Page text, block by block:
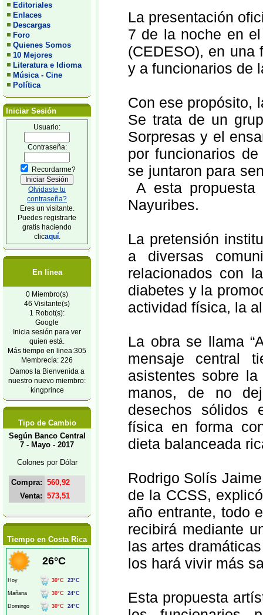
Editoriales
Enlaces
Descargas
Foro
Quienes Somos
10 Mejores
Literatura e Idioma
Música - Cine
Política
Iniciar Sesión
Usuario:
Contraseña:
Recordarme?
Olvidaste tu
contraseña?
Eres un visitante.
Puedes registrarte
gratis haciendo
clicaquí.
En linea
0 Miembro(s)
46 Visitante(s)
1 Robot(s):
Google
Inicia sesión para ver
quien está.
Más tiempo en linea:305
Membrecía: 226
Damos la Bienvenida a
nuestro nuevo miembro:
kingprince
Tipo de Cambio
Según Banco Central
7 - Mayo - 2017
Colones por Dólar
Compra: 560,92
Venta: 573,51
Tiempo en Costa Rica
La presentación
7 de la noche en
(CEDESO), en una
y a funcionarios de
Con ese propósito,
Se trata de un
Sorpresas y el
por funcionarios
se juntaron para
A esta
Nayuribes.
La pretensión
a diversas
relacionados con
diabetes y la
actividad física, la
La obra se llama
mensaje central
asistentes sobre
manos, de no
desechos sólidos
física en forma
dieta balanceada
Rodrigo Solís
de la CCSS,
año entrante, todo
recibirá mediante
las artes
los hará vivir más
Esta propuesta